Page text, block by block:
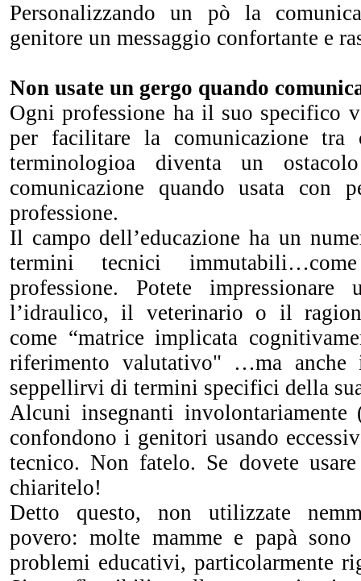
Personalizzando un pò la
genitore un messaggio confortante e
Non usate un gergo quando
Ogni professione ha il suo specifico
per facilitare la comunicazione tra
terminologioa diventa un
comunicazione quando usata con
professione.
Il campo dell’educazione ha un
termini tecnici
professione. Potete
l’idraulico, il veterinario o il
come “matrice implicata
riferimento valutativo" …ma anche
seppellirvi di termini specifici della
Alcuni insegnanti involontariamente
confondono i genitori usando
tecnico. Non fatelo. Se dovete
chiaritelo!
Detto questo, non utilizzate
povero: molte mamme e papà
problemi educativi, particolarmente